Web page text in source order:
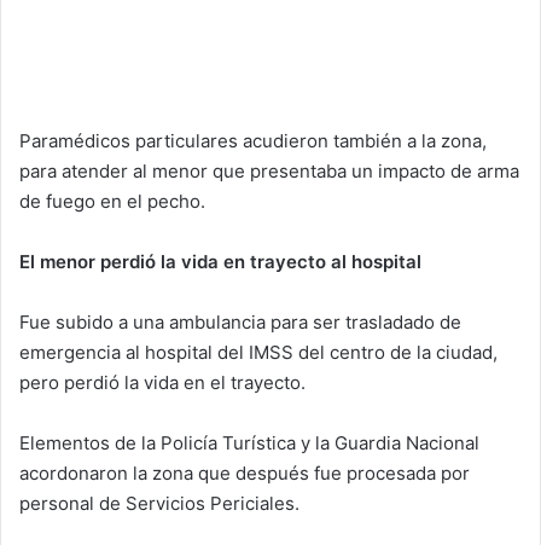
Paramédicos particulares acudieron también a la zona,
para atender al menor que presentaba un impacto de arma
de fuego en el pecho.
El menor perdió la vida en trayecto al hospital
Fue subido a una ambulancia para ser trasladado de
emergencia al hospital del IMSS del centro de la ciudad,
pero perdió la vida en el trayecto.
Elementos de la Policía Turística y la Guardia Nacional
acordonaron la zona que después fue procesada por
personal de Servicios Periciales.